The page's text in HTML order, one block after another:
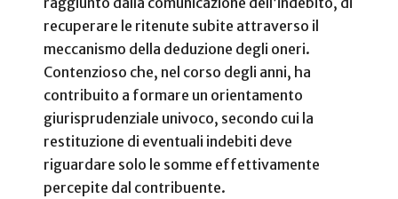
recuperare le ritenute subite attraverso il
meccanismo della deduzione degli oneri.
Contenzioso che, nel corso degli anni, ha
contribuito a formare un orientamento
giurisprudenziale univoco, secondo cui la
restituzione di eventuali indebiti deve
riguardare solo le somme effettivamente
percepite dal contribuente.